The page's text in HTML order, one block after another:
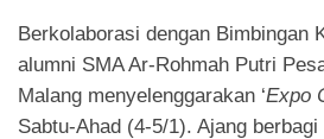
Berkolaborasi dengan Bimbingan
alumni SMA Ar-Rohmah Putri
Malang menyelenggarakan ‘Expo
Sabtu-Ahad (4-5/1). Ajang